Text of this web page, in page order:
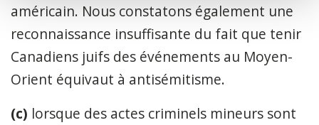
américain. Nous constatons également une
reconnaissance insuffisante du fait que tenir
Canadiens juifs des événements au Moyen-
Orient équivaut à antisémitisme.
(c) lorsque des actes criminels mineurs sont